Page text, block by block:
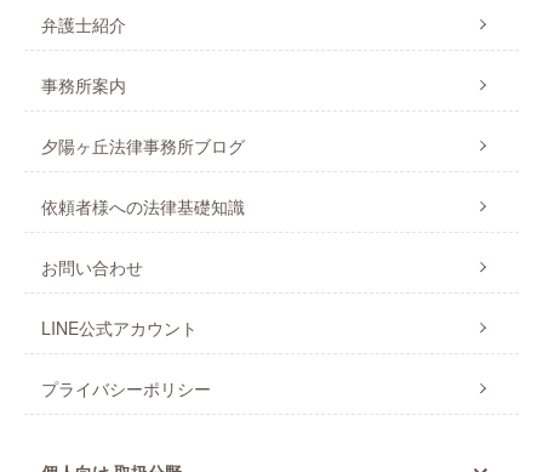
弁護士紹介
事務所案内
夕陽ヶ丘法律事務所ブログ
依頼者様への法律基礎知識
お問い合わせ
LINE公式アカウント
プライバシーポリシー